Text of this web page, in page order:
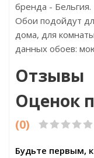
бренда - Бельгия.
Обои подойдут
дома, для
данных обоев:
Отзывы
Оценок
(0)
Будьте первым,